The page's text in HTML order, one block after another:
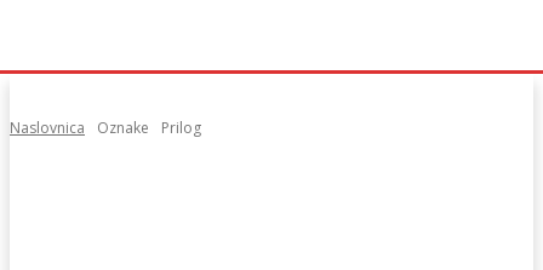
Naslovnica Oznake Prilog